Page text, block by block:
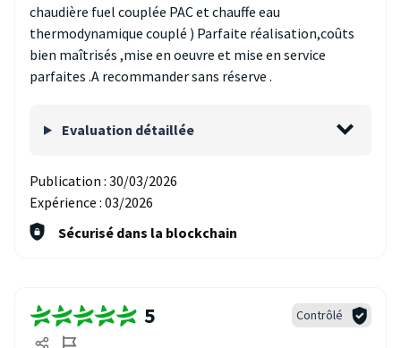
chaudière fuel couplée PAC et chauffe eau
thermodynamique couplé ) Parfaite réalisation,coûts
bien maîtrisés ,mise en oeuvre et mise en service
parfaites .A recommander sans réserve .
Evaluation détaillée
Publication : 30/03/2026
Expérience : 03/2026
Sécurisé dans la blockchain
5 Contrôlé